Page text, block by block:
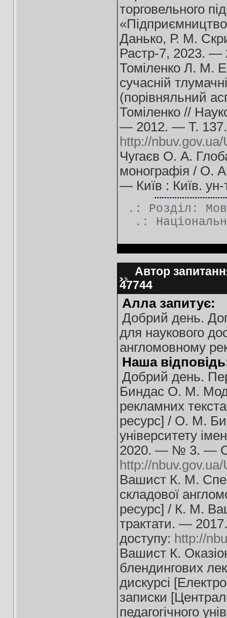
торговельного
Данько, Р. М.
Растр-7, 2023. —
Томіленко Л. М.
сучасній
(порівняльний
Томіленко //
— 2012. — Т.
http://
Чугаєв О. А.
монографія / О.
— Київ : Київ.
.: Розділ:
.:
Автор
47744
Алла запитує:
Добрий день.
для наукового
англомовному
Наша
Добрий день.
Биндас О. М.
рекламних
ресурс] / О. М.
університету
2020. — № 3. —
http://
Вашист К. М.
складової
ресурс] / К. М.
трактати. —
доступу: http://
Вашист К.
блендингових
дискурсі
записки
педагогічного